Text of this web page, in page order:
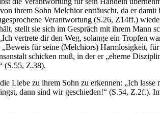
ihrem Sohn Melchior enttäuscht, da er
Verantwortung (S.26, Z14ff.)
stellt sie sich im Gespräch mit ihrem Mann
vertrete dir den Weg, solange ein Tropfen
für seine (Melchiors) Harmlosigkeit,
schicken muß, in der er „eherne
(S.55, Z.38).
Liebe zu ihrem Sohn zu erkennen: „Ich
dann sind wir geschieden!“ (S.54, Z.2f.).